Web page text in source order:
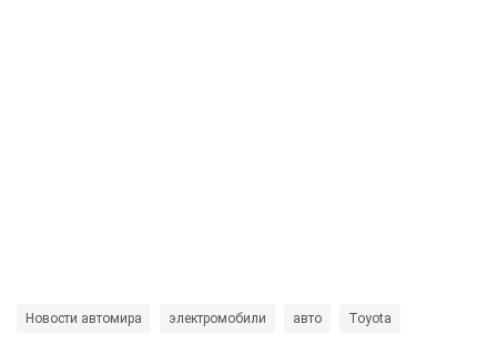
Новости автомира электромобили авто Toyota